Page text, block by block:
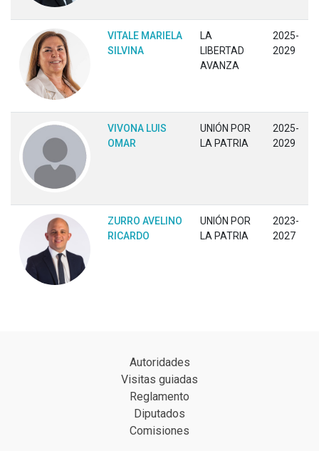
VITALE MARIELA
SILVINA
LA
LIBERTAD
AVANZA
2025-
2029
VIVONA LUIS
OMAR
UNIÓN POR
LA PATRIA
2025-
2029
ZURRO AVELINO
RICARDO
UNIÓN POR
LA PATRIA
2023-
2027
Autoridades
Visitas guiadas
Reglamento
Diputados
Comisiones